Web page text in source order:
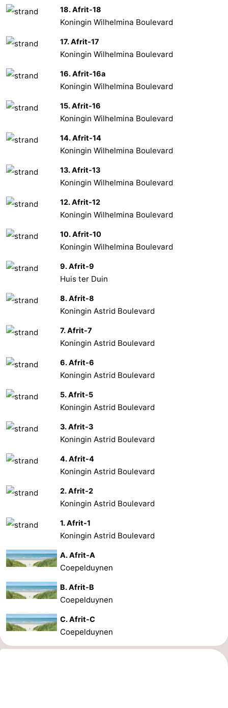
18. Afrit-18
Koningin Wilhelmina Boulevard
17. Afrit-17
Koningin Wilhelmina Boulevard
16. Afrit-16a
Koningin Wilhelmina Boulevard
15. Afrit-16
Koningin Wilhelmina Boulevard
14. Afrit-14
Koningin Wilhelmina Boulevard
13. Afrit-13
Koningin Wilhelmina Boulevard
12. Afrit-12
Koningin Wilhelmina Boulevard
10. Afrit-10
Koningin Wilhelmina Boulevard
9. Afrit-9
Huis ter Duin
8. Afrit-8
Koningin Astrid Boulevard
7. Afrit-7
Koningin Astrid Boulevard
6. Afrit-6
Koningin Astrid Boulevard
5. Afrit-5
Koningin Astrid Boulevard
3. Afrit-3
Koningin Astrid Boulevard
4. Afrit-4
Koningin Astrid Boulevard
2. Afrit-2
Koningin Astrid Boulevard
1. Afrit-1
Koningin Astrid Boulevard
A. Afrit-A
Coepelduynen
B. Afrit-B
Coepelduynen
C. Afrit-C
Coepelduynen